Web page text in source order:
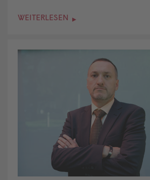
WEITERLESEN